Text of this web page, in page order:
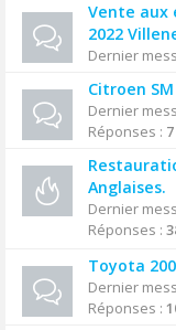
Vente aux
2022
Dernier
Citroen SM
Dernier
Réponses : 7
Anglaises.
Dernier
Réponses :
Toyota
Dernier
Réponses :